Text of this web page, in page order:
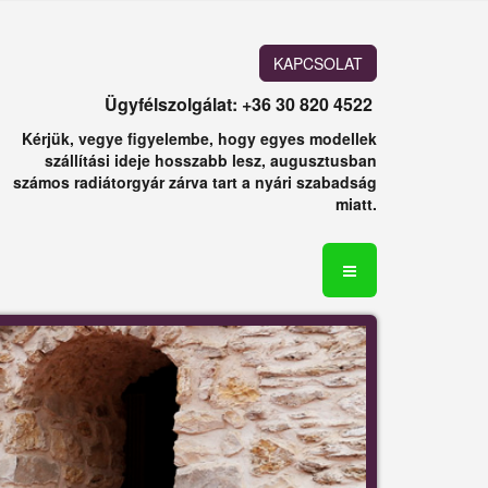
KAPCSOLAT
Ügyfélszolgálat: +36 30 820 4522
Kérjük, vegye figyelembe, hogy egyes modellek
szállítási ideje hosszabb lesz, augusztusban
számos radiátorgyár zárva tart a nyári szabadság
miatt.